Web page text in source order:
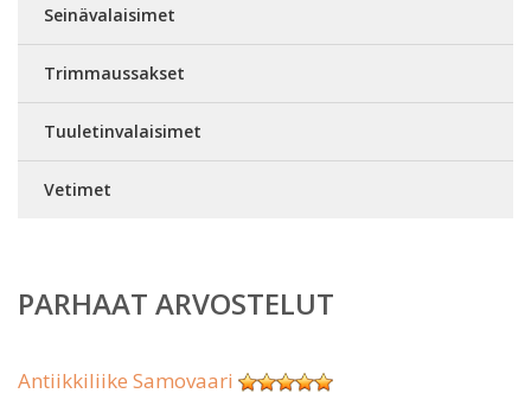
Seinävalaisimet
Trimmaussakset
Tuuletinvalaisimet
Vetimet
PARHAAT ARVOSTELUT
Antiikkiliike Samovaari